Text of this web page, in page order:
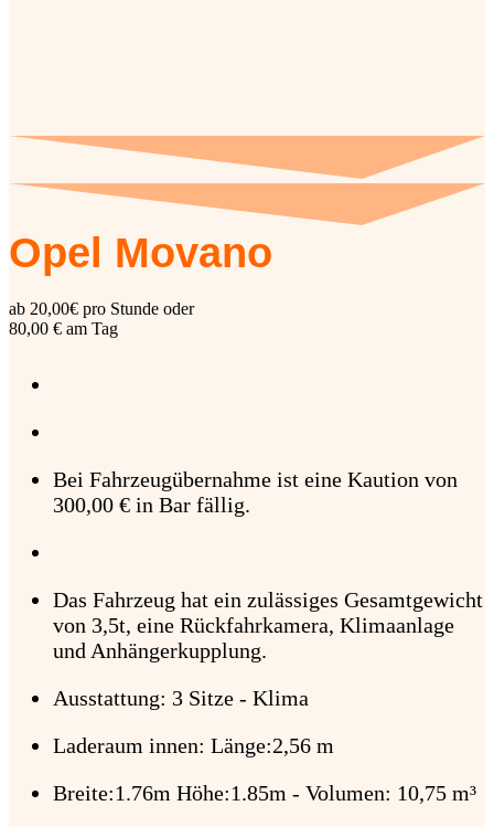
Opel Movano
ab 20,00€ pro Stunde oder
80,00 € am Tag
Bei Fahrzeugübernahme ist eine Kaution von
300,00 € in Bar fällig.
Das Fahrzeug hat ein zulässiges Gesamtgewicht
von 3,5t, eine Rückfahrkamera, Klimaanlage
und Anhängerkupplung.
Ausstattung: 3 Sitze - Klima
Laderaum innen: Länge:2,56 m
Breite:1.76m Höhe:1.85m - Volumen: 10,75 m³